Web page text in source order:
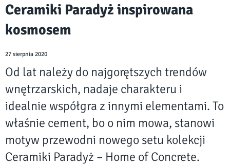
Ceramiki Paradyż inspirowana
kosmosem
27 sierpnia 2020
Od lat należy do najgorętszych trendów
wnętrzarskich, nadaje charakteru i
idealnie współgra z innymi elementami. To
właśnie cement, bo o nim mowa, stanowi
motyw przewodni nowego setu kolekcji
Ceramiki Paradyż – Home of Concrete.